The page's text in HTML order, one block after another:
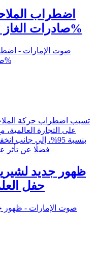
اضطراب
صادرات الغاز الطبيعي المسال بنسبة 95%
تسبب اضطراب حركة
على التجارة
فضلًا عن تأثر
ظهور جديد
حفل